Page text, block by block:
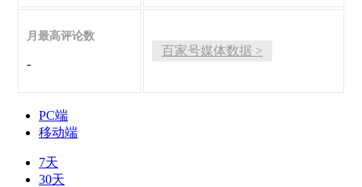
月最高评论数
-
百家号媒体数据 >
PC端
移动端
7天
30天